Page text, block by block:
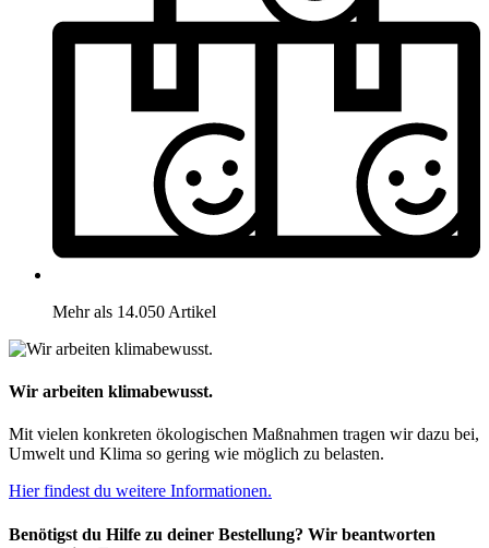
Mehr als 14.050 Artikel
Wir arbeiten klimabewusst.
Mit vielen konkreten ökologischen Maßnahmen tragen wir dazu bei,
Umwelt und Klima so gering wie möglich zu belasten.
Hier findest du weitere Informationen.
Benötigst du Hilfe zu deiner Bestellung? Wir beantworten